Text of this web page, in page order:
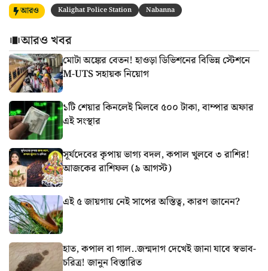
আরও Kalighat Police Station Nabanna
আরও খবর
মোটা অঙ্কের বেতন! হাওড়া ডিভিশনের বিভিন্ন স্টেশনে
M-UTS সহায়ক নিয়োগ
১টি শেয়ার কিনলেই মিলবে ৫০০ টাকা, বাম্পার অফার
এই সংস্থার
সূর্যদেবের কৃপায় ভাগ্য বদল, কপাল খুলবে ৩ রাশির!
আজকের রাশিফল (৯ আগস্ট)
এই ৫ জায়গায় নেই সাপের অস্তিত্ব, কারণ জানেন?
হাত, কপাল বা গাল..জন্মদাগ দেখেই জানা যাবে স্বভাব-
চরিত্র! জানুন বিস্তারিত